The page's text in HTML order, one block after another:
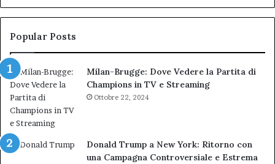
Nuova
bocciatura
del
ai
Popular Posts
Milan-Brugge: Dove Vedere la Partita di
Champions in TV e Streaming
Ottobre 22, 2024
Donald Trump a New York: Ritorno con
una Campagna Controversiale e Estrema